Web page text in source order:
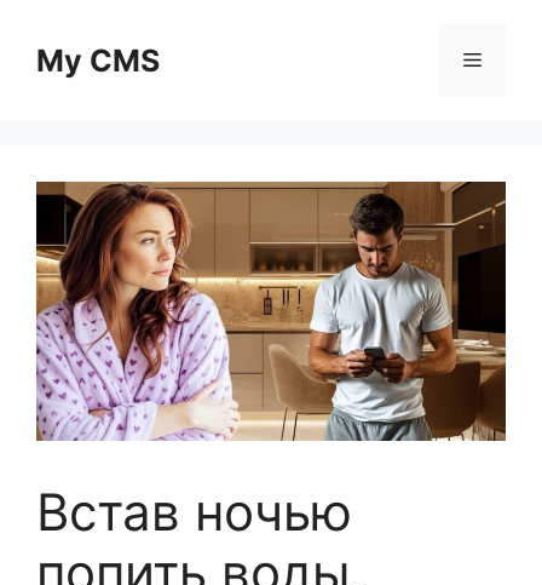
contentMy CMS Menu
Встав ночью
попить воды,